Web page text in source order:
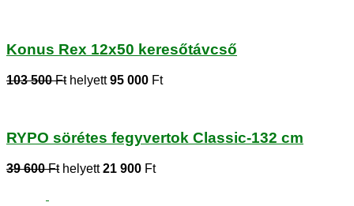
Konus Rex 12x50 keresőtávcső
103 500 Fthelyett95 000 Ft
RYPO sörétes fegyvertok Classic-132 cm
39 600 Fthelyett21 900 Ft